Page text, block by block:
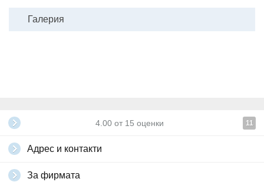
Галерия
4.00 от 15 оценки 11
Адрес и контакти
За фирмата